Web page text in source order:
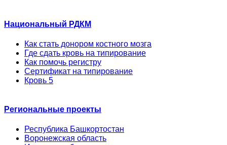
Национальный РДКМ
Как стать донором костного мозга
Где сдать кровь на типирование
Как помочь регистру
Сертификат на типирование
Кровь 5
Региональные проекты
Республика Башкортостан
Воронежская область